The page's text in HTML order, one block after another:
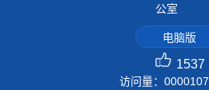
公室
电脑版
1537
访问量：